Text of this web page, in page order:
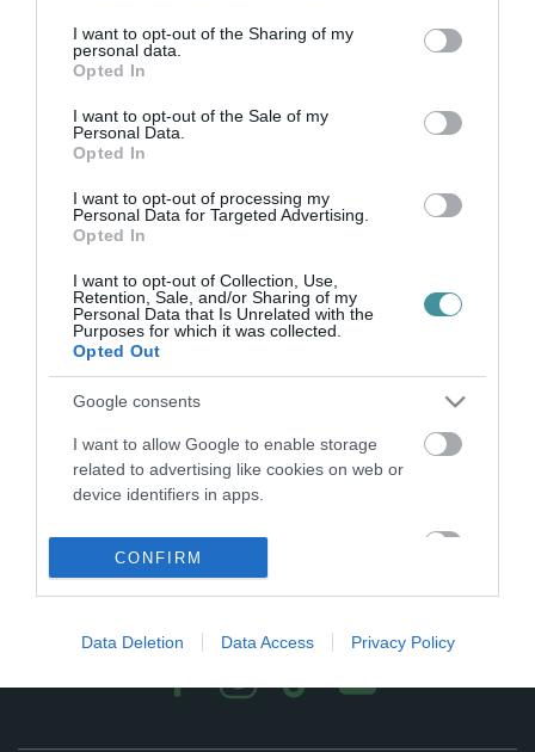
not limited to your visit or usage behaviour. You may click to
grant or deny consent to Google and its third-party tags to
use your data for below specified purposes in below Google
consent section.
I want to opt-out of the Sharing of my
personal data.
Opted In
I want to opt-out of the Sale of my
Personal Data.
Opted In
I want to opt-out of processing my
Personal Data for Targeted Advertising.
Opted In
I want to opt-out of Collection, Use,
Retention, Sale, and/or Sharing of my
Personal Data that Is Unrelated with the
Purposes for which it was collected.
Opted Out
Google consents
I want to allow Google to enable storage
related to advertising like cookies on web or
device identifiers in apps.
I want to allow my user data to be sent to
Google for online advertising purposes.
personalized advertising.
I want to allow Google to enable storage
CONFIRM
Data Deletion Data Access Privacy Policy
Elindult a 2025-ös OKOSZEBRA szavazás – és Eger is
versenyben van! A 19 kiválasztott település egyike vagyunk, ahol
ha mi szerezzük meg...
MÉG A TANÉVKEZDÉS ELŐTT BIZTONSÁGOSABBÁ VÁLHAT A
LÍCEUMNÁL LÉVŐ GYALOGÁTKELŐ
2026. július 06 | Csarnó Ákos |
Jó hírt kaptak az egri gyalogosok és autósok is: Eger nyerte a
2026-os Okoszebra közönségszavazást, így a város egy újabb
korszerű, intelligens gyalogátkelővel gazdagodhat. A tervek
szerint még az...